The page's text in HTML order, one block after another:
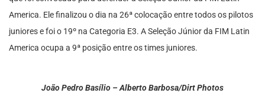
America. Ele finalizou o dia na 26ª colocação entre todos os pilotos
juniores e foi o 19º na Categoria E3. A Seleção Júnior da FIM Latin
America ocupa a 9ª posição entre os times juniores.
João Pedro Basílio – Alberto Barbosa/Dirt Photos